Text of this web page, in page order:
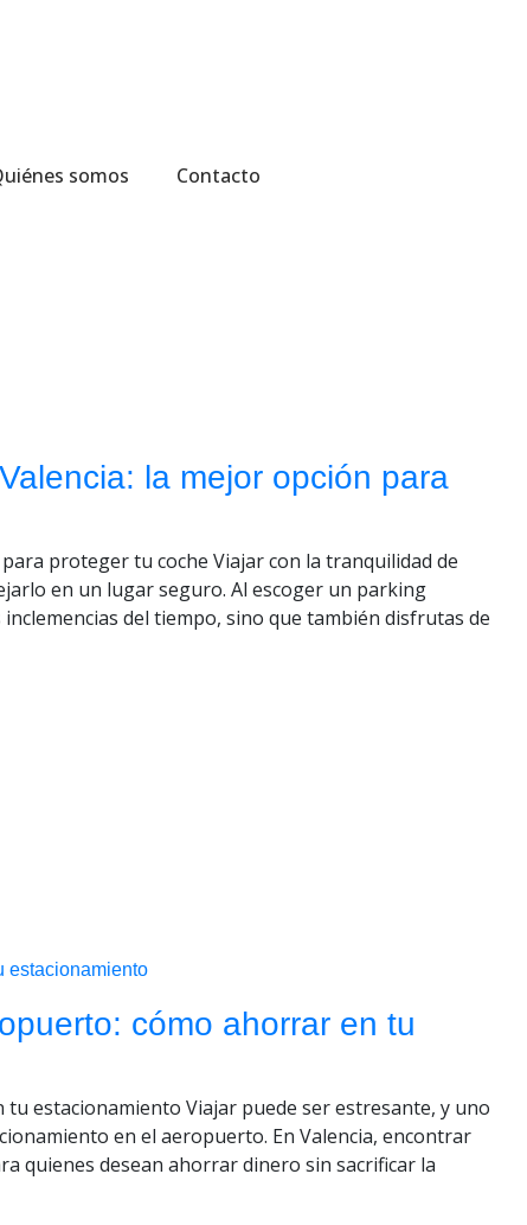
somos Contacto
la mejor opción para
proteger tu coche Viajar con la tranquilidad de
en un lugar seguro. Al escoger un parking
del tiempo, sino que también disfrutas de
cómo ahorrar en tu
estacionamiento Viajar puede ser estresante, y uno
en el aeropuerto. En Valencia, encontrar
quienes desean ahorrar dinero sin sacrificar la